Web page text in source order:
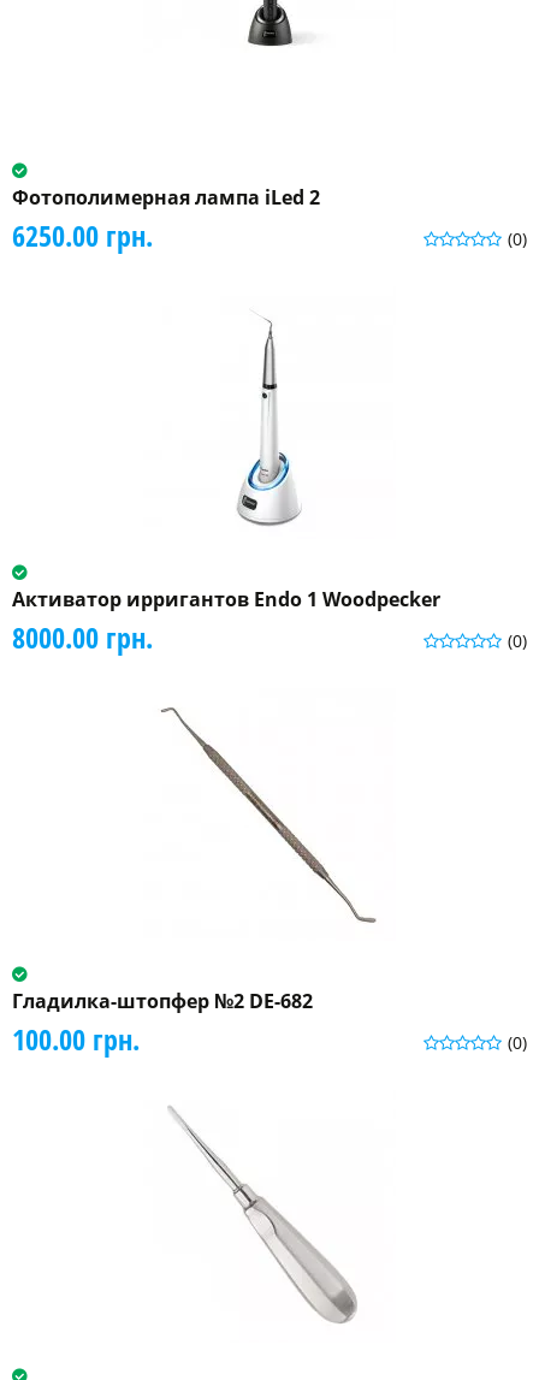
Фотополимерная лампа iLed 2
(0)
6250.00 грн.
Активатор ирригантов Endo 1 Woodpecker
(0)
8000.00 грн.
Гладилка-штопфер №2 DE-682
(0)
100.00 грн.